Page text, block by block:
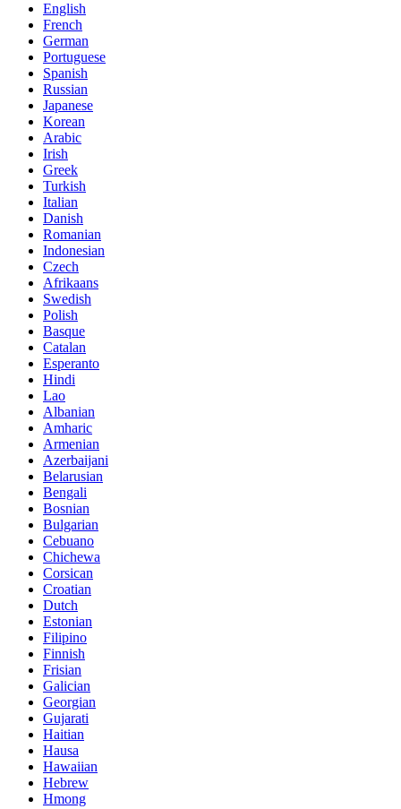
English
French
German
Portuguese
Spanish
Russian
Japanese
Korean
Arabic
Irish
Greek
Turkish
Italian
Danish
Romanian
Indonesian
Czech
Afrikaans
Swedish
Polish
Basque
Catalan
Esperanto
Hindi
Lao
Albanian
Amharic
Armenian
Azerbaijani
Belarusian
Bengali
Bosnian
Bulgarian
Cebuano
Chichewa
Corsican
Croatian
Dutch
Estonian
Filipino
Finnish
Frisian
Galician
Georgian
Gujarati
Haitian
Hausa
Hawaiian
Hebrew
Hmong